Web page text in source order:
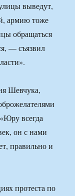
выведут,
армию тоже
обращаться
— съязвил
Шевчука,
всегда
он с нами
правильно и
протеста по